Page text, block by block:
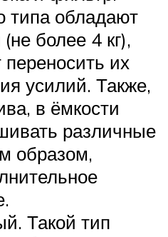
типа обладают
более 4 кг),
переносить их
усилий. Также,
в ёмкости
различные
образом,
Такой тип